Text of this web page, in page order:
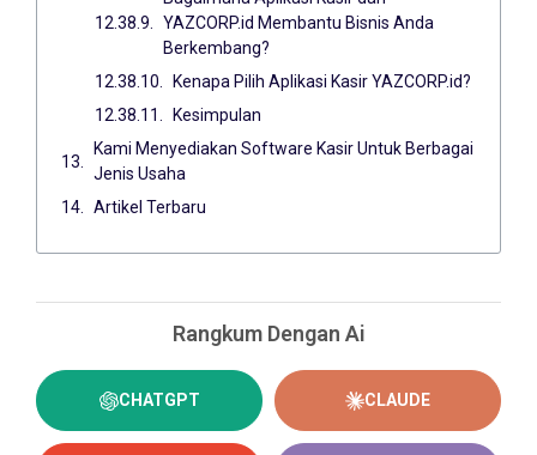
YAZCORP.id Membantu Bisnis Anda
Berkembang?
Kenapa Pilih Aplikasi Kasir YAZCORP.id?
Kesimpulan
Kami Menyediakan Software Kasir Untuk Berbagai
Jenis Usaha
Artikel Terbaru
Rangkum Dengan Ai
CHATGPT CLAUDE